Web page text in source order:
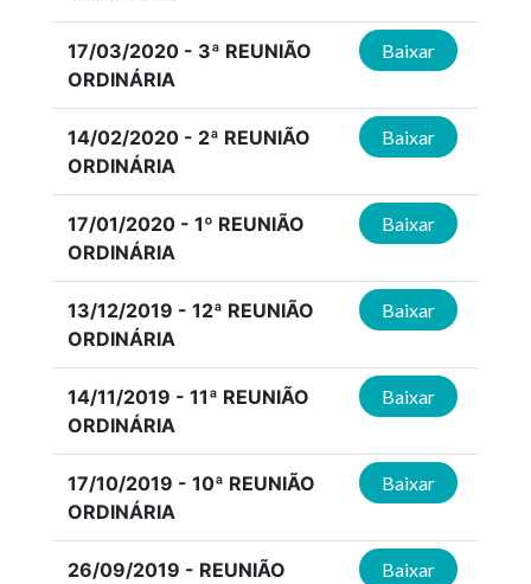
17/03/2020 - 3ª REUNIÃO
ORDINÁRIA
Baixar
14/02/2020 - 2ª REUNIÃO
ORDINÁRIA
Baixar
17/01/2020 - 1º REUNIÃO
ORDINÁRIA
Baixar
13/12/2019 - 12ª REUNIÃO
ORDINÁRIA
Baixar
14/11/2019 - 11ª REUNIÃO
ORDINÁRIA
Baixar
17/10/2019 - 10ª REUNIÃO
ORDINÁRIA
Baixar
26/09/2019 - REUNIÃO
Baixar